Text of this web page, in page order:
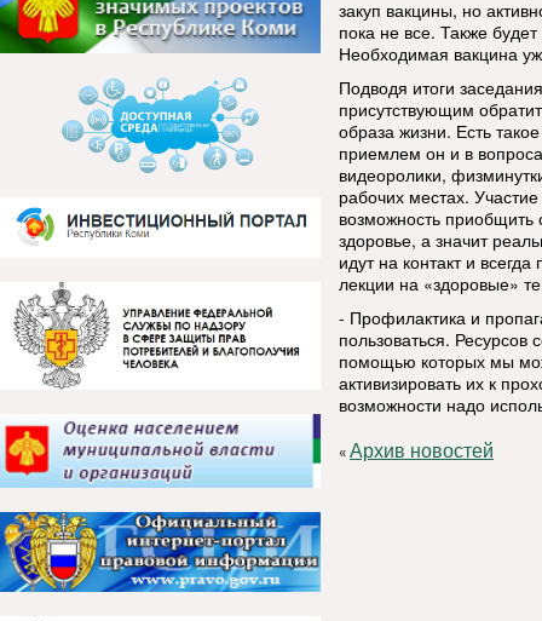
закуп вакцины, но
пока не все. Также
Необходимая вакцина
Подводя итоги
присутствующим
образа жизни. Есть
приемлем он и в
видеоролики,
рабочих местах.
возможность приобщить
здоровье, а значит
идут на контакт и
лекции на «здоровые»
- Профилактика и
пользоваться. Ресурсов
помощью которых мы
активизировать их к
возможности надо
«Архив новостей